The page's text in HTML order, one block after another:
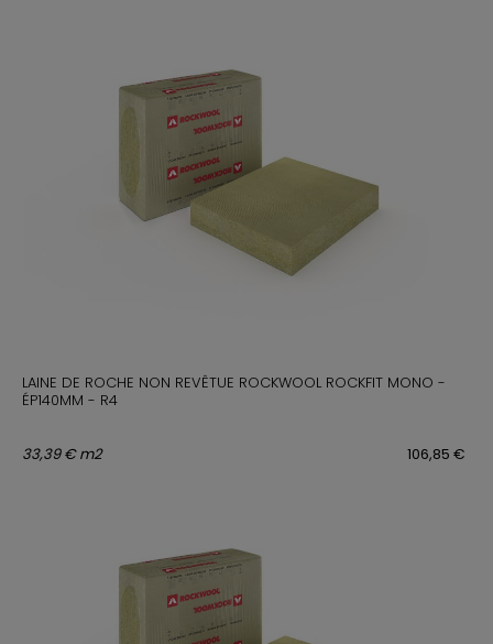
LAINE DE ROCHE NON REVÊTUE ROCKWOOL ROCKFIT MONO -
ÉP140MM - R4
106,85 €
33,39 € m2